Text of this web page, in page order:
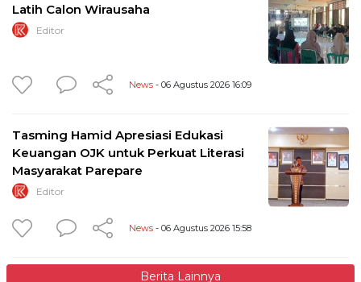
Latih Calon Wirausaha
Editor
News - 06 Agustus 2026 16:09
Tasming Hamid Apresiasi Edukasi
Keuangan OJK untuk Perkuat Literasi
Masyarakat Parepare
Editor
News - 06 Agustus 2026 15:58
Berita Lainnya